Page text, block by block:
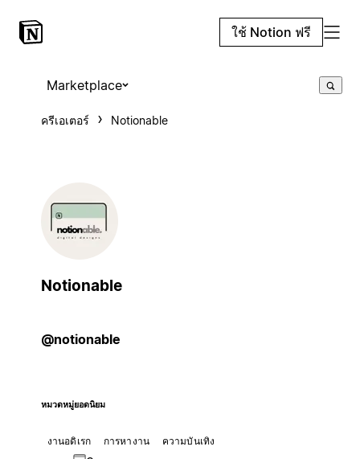
ใช้ Notion ฟรี
Marketplace
ครีเอเตอร์ Notionable
Notionable
@notionable
หมวดหมู่ยอดนิยม
งานอดิเรก การหางาน ความบันเทิง